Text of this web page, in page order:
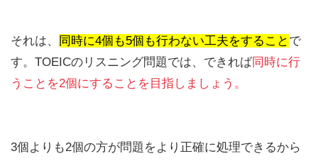
それは、 同時に4個も5個も行わない工夫をすること で
す。TOEICのリスニング問題では、できれば同時に行
うことを2個にすることを目指しましょう。
3個よりも2個の方が問題をより正確に処理できるから